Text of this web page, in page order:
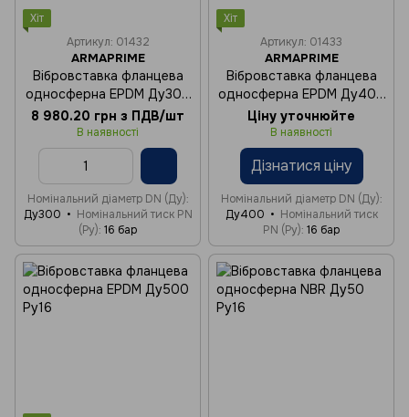
Хіт
Артикул: 01432
ARMAPRIME
Вібровставка фланцева
односферна EPDM Ду300
Ру16
8 980.20 грн з ПДВ/шт
В наявності
Номінальний діаметр DN (Ду)
Ду300
Номінальний тиск PN
(Ру) 16 бар
Хіт
Артикул: 01433
ARMAPRIME
Вібровставка фланцева
односферна EPDM Ду400
Ру16
Ціну уточнюйте
В наявності
Дізнатися ціну
Номінальний діаметр DN (Ду)
Ду400
Номінальний тиск
PN (Ру) 16 бар